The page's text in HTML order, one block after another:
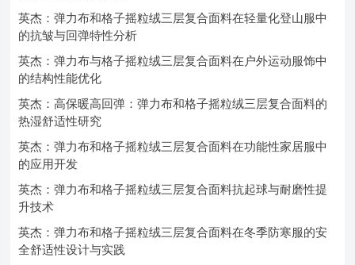
英杰：弹力布和格子摇粒绒三层复合面料在轻量化登山服中
的抗皱与回弹特性分析
英杰：弹力布与格子摇粒绒三层复合面料在户外运动服饰中
的结构性能优化
英杰：高保暖高回弹：弹力布和格子摇粒绒三层复合面料的
热湿舒适性研究
英杰：弹力布和格子摇粒绒三层复合面料在功能性家居服中
的应用开发
英杰：弹力布和格子摇粒绒三层复合面料抗起球与耐磨性提
升技术
英杰：弹力布和格子摇粒绒三层复合面料在冬季防寒服的安
全舒适性设计与实践